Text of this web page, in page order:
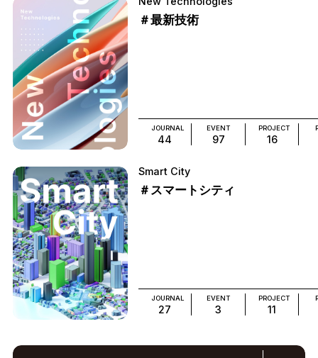
＃最新技術
JOURNAL
44
EVENT
97
PROJECT
16
Smart City
＃スマートシティ
JOURNAL
27
EVENT
3
PROJECT
11